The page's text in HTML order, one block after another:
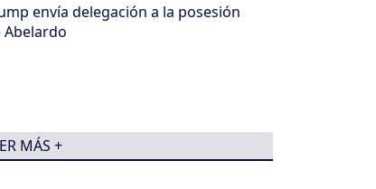
envía delegación a la posesión
Abelardo
MÁS +